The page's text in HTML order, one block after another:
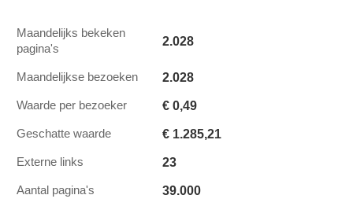
Maandelijks bekeken
pagina's
2.028
Maandelijkse bezoeken 2.028
Waarde per bezoeker € 0,49
Geschatte waarde € 1.285,21
Externe links 23
Aantal pagina's 39.000